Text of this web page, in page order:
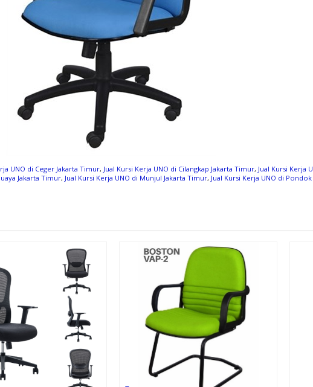
UNO di Ceger Jakarta Timur, Jual Kursi Kerja UNO di Cilangkap Jakarta Timur, Jual Kursi Kerja
Jakarta Timur, Jual Kursi Kerja UNO di Munjul Jakarta Timur, Jual Kursi Kerja UNO di